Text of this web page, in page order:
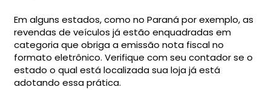
Em alguns estados, como no Paraná por exemplo, as
revendas de veículos já estão enquadradas em
categoria que obriga a emissão nota fiscal no
formato eletrônico. Verifique com seu contador se o
estado o qual está localizada sua loja já está
adotando essa prática.